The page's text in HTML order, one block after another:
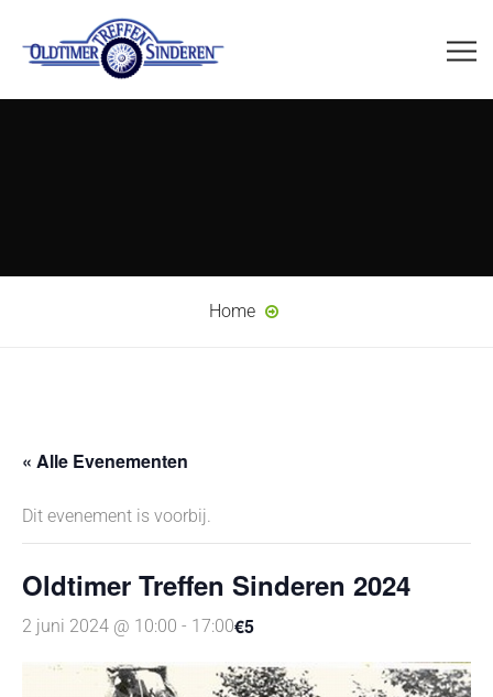
Home
« Alle Evenementen
Dit evenement is voorbij.
Oldtimer Treffen Sinderen 2024
2 juni 2024 @ 10:00 - 17:00€5